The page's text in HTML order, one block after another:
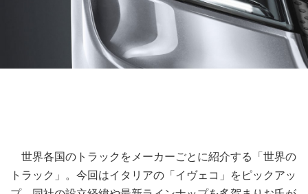
世界各国のトラックをメーカーごとに紹介する「世界の
トラック」。今回はイタリアの「イヴェコ」をピックアッ